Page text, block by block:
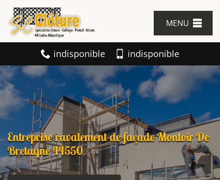
MENU
indisponible indisponible
Entreprise ravalement de façade Montoir De
Bretagne 44550